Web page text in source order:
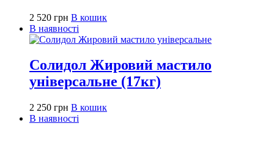
2 520 грн В кошик
В наявності
Солидол Жировий мастило
універсальне (17кг)
2 250 грн В кошик
В наявності